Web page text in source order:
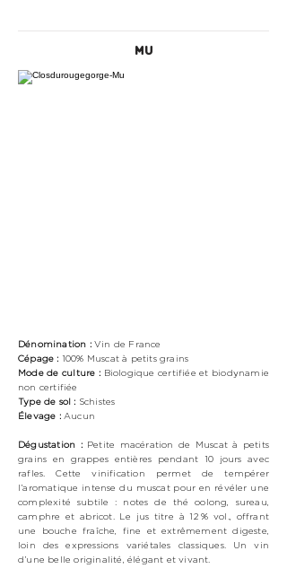
MU
Dénomination : Vin de France
Cépage : 100% Muscat à petits grains
Mode de culture : Biologique certifiée et biodynamie
non certifiée
Type de sol : Schistes
Élevage : Aucun
Dégustation : Petite macération de Muscat à petits
grains en grappes entières pendant 10 jours avec
rafles. Cette vinification permet de tempérer
l’aromatique intense du muscat pour en révéler une
complexité subtile : notes de thé oolong, sureau,
camphre et abricot. Le jus titre à 12 % vol., offrant
une bouche fraîche, fine et extrêmement digeste,
loin des expressions variétales classiques. Un vin
d’une belle originalité, élégant et vivant.